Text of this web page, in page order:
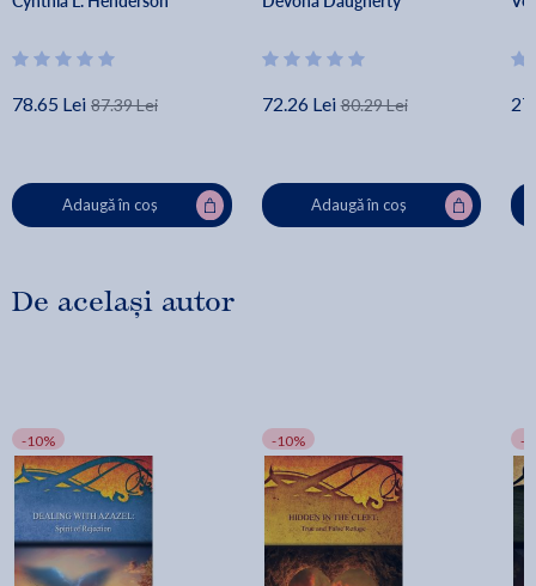
78.65 Lei 87.39 Lei
Adaugă în coș
72.26 Lei 80.29 Lei
Adaugă în coș
De același autor
-10% -10% -